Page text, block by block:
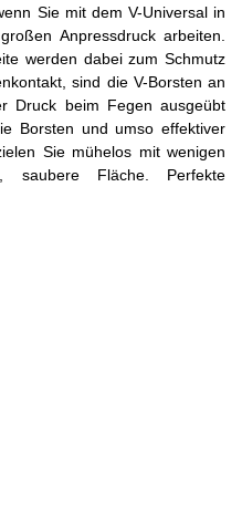
Sie mit dem V-Universal in
Anpressdruck arbeiten.
werden dabei zum Schmutz
sind die V-Borsten an
Druck beim Fegen ausgeübt
Borsten und umso effektiver
Sie mühelos mit wenigen
saubere Fläche. Perfekte